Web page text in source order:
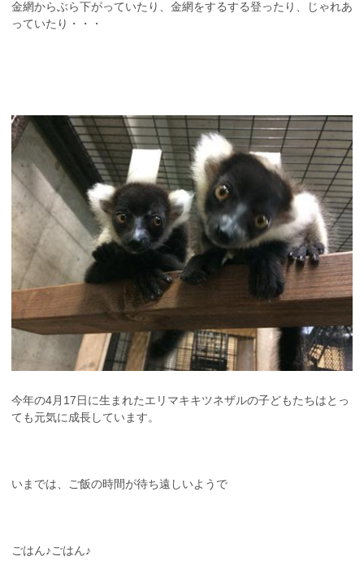
金網からぶら下がっていたり、金網をするする登ったり、じゃれあ
っていたり・・・
今年の4月17日に生まれたエリマキキツネザルの子どもたちはとっ
ても元気に成長しています。
いまでは、ご飯の時間が待ち遠しいようで
ごはん♪ごはん♪